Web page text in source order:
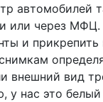
автомобилей
или через МФЦ.
и
внешний вид
у нас это